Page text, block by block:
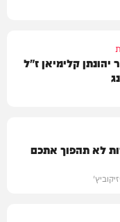
קלימיאן ז"ל
לא תהפוך אתכם